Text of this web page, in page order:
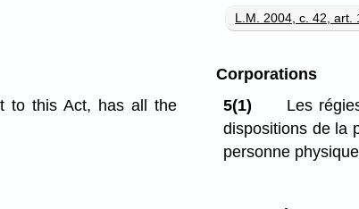
L.M. 2004, c. 42, art.
to this Act, has all the
Corporations
5(1)
Les
dispositions de la
personne